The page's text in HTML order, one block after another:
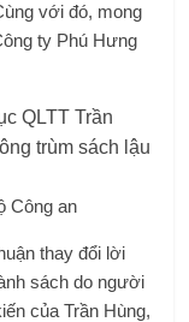
với đó, mong
ty Phú Hưng
Công an
thay đổi lời
sách do người
​​của Trần Hùng,